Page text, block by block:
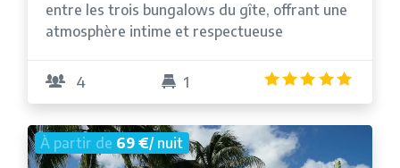
entre les trois bungalows du gîte, offrant une
atmosphère intime et respectueuse
4 1
À partir de 69 €/ nuit